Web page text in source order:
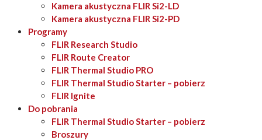
Kamera akustyczna FLIR Si2-LD
Kamera akustyczna FLIR Si2-PD
Programy
FLIR Research Studio
FLIR Route Creator
FLIR Thermal Studio PRO
FLIR Thermal Studio Starter – pobierz
FLIR Ignite
Do pobrania
FLIR Thermal Studio Starter – pobierz
Broszury